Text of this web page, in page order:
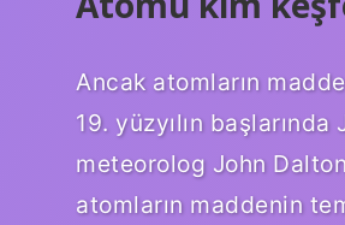
Ancak atomların
19. yüzyılın
meteorolog John
atomların maddenin